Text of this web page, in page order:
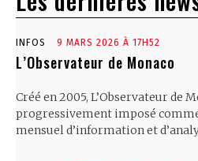
INFOS 9 MARS 2026 À 17H52
L’Observateur de Monaco
Créé en 2005, L’Observateur de
progressivement imposé
mensuel d’information et